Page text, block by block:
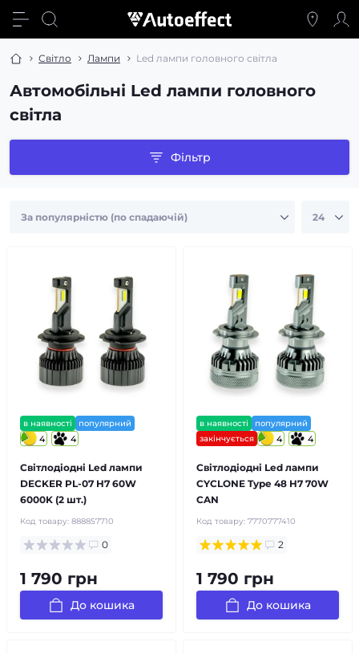
Світло Лампи Led лампи головного світла
Автомобільні Led лампи головного
світла
Фільтр
в наявності популярний
4 4
Світлодіодні Led лампи
DECKER PL-07 H7 60W
6000K (2 шт.)
Код товару: 888857710
0
1 790 грн
До кошика
в наявності
популярний
закінчується
4 4
Світлодіодні Led лампи
CYCLONE Type 48 H7 70W
CAN
Код товару: 7770777410
2
1 790 грн
До кошика